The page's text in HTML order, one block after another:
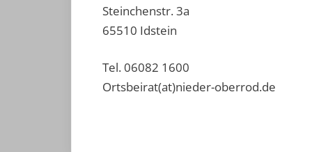
Steinchenstr. 3a
65510 Idstein
Tel. 06082 1600
Ortsbeirat(at)nieder-oberrod.de